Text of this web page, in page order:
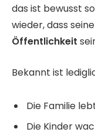
das ist bewusst
wieder, dass
Öffentlichkeit
Bekannt ist
Die Familie
Die Kinder